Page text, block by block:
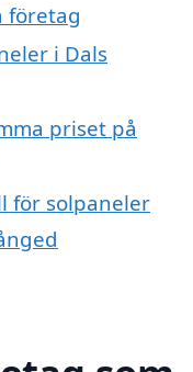
företag
i Dals
priset på
för solpaneler